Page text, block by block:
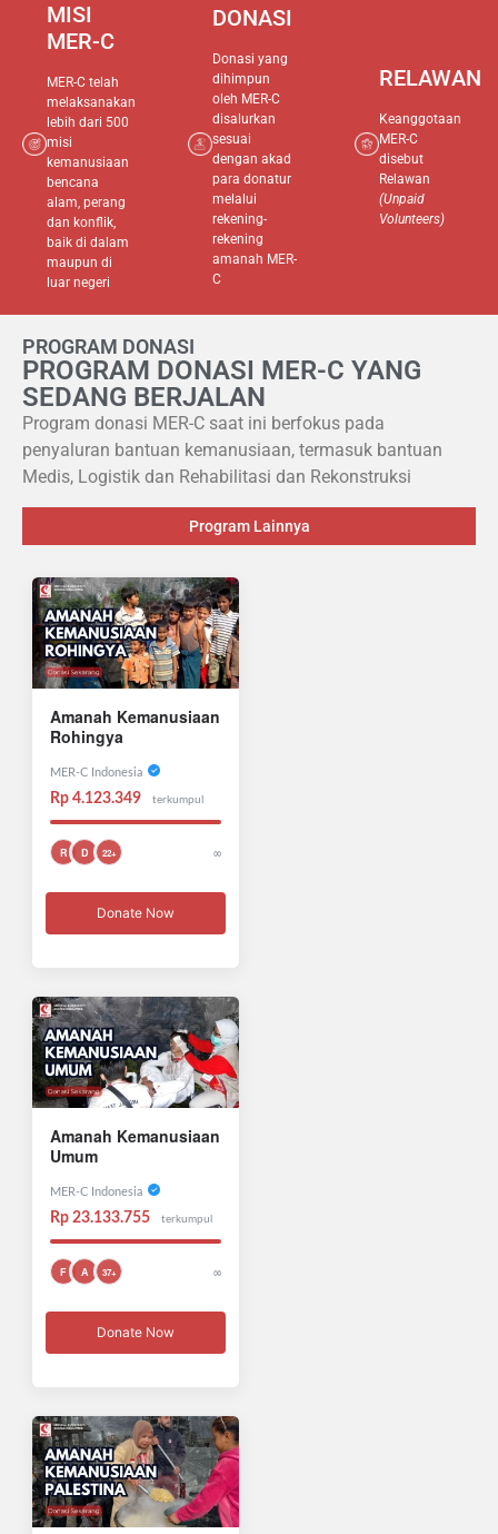
Misi Kemanusiaan
Rohingya
Bersama MER-C, Bantu Pengungsi
Rohingya di Aceh
Donasi
MISI
MER-C
MER-C telah
melaksanakan
lebih dari 500
misi
kemanusiaan
bencana
alam, perang
dan konflik,
baik di dalam
maupun di
luar negeri
DONASI
Donasi yang
dihimpun
oleh MER-C
disalurkan
sesuai
dengan akad
para donatur
melalui
rekening-
rekening
amanah MER-
C
RELAWAN
Keanggotaan
MER-C
disebut
Relawan
(Unpaid
Volunteers)
PROGRAM DONASI
PROGRAM DONASI MER-C YANG
SEDANG BERJALAN
Program donasi MER-C saat ini berfokus pada
penyaluran bantuan kemanusiaan, termasuk bantuan
Medis, Logistik dan Rehabilitasi dan Rekonstruksi
Program Lainnya
Amanah Kemanusiaan
Rohingya
MER-C Indonesia
Rp 4.123.349 terkumpul
R D 22+ ∞
Donate Now
Amanah Kemanusiaan
Umum
MER-C Indonesia
Rp 23.133.755 terkumpul
F A 37+ ∞
Donate Now